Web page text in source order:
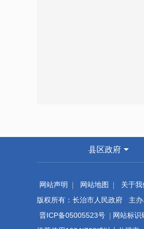
县区政府
网站声明 网站地图 关于我
版权所有：长治市人民政府 主
晋ICP备05005523号
网站标